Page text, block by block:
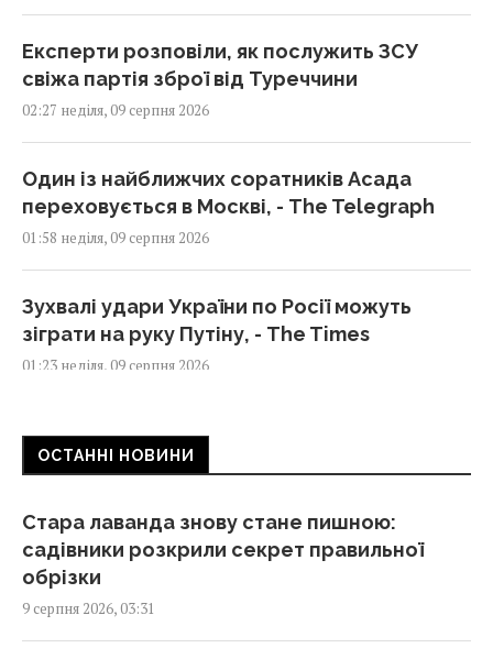
Експерти розповіли, як послужить ЗСУ
свіжа партія зброї від Туреччини
02:27 неділя, 09 серпня 2026
Один із найближчих соратників Асада
переховується в Москві, - The Telegraph
01:58 неділя, 09 серпня 2026
Зухвалі удари України по Росії можуть
зіграти на руку Путіну, - The Times
01:23 неділя, 09 серпня 2026
Експерт назвав 4 безкоштовні програми,
які встановлює на кожен ПК із Windows
Росія може застосувати ядерну зброю
проти України: у МЗС Туреччини назвали
реальну умову
00:37 неділя, 09 серпня 2026
ОСТАННІ НОВИНИ
Стара лаванда знову стане пишною:
садівники розкрили секрет правильної
обрізки
9 серпня 2026, 03:31